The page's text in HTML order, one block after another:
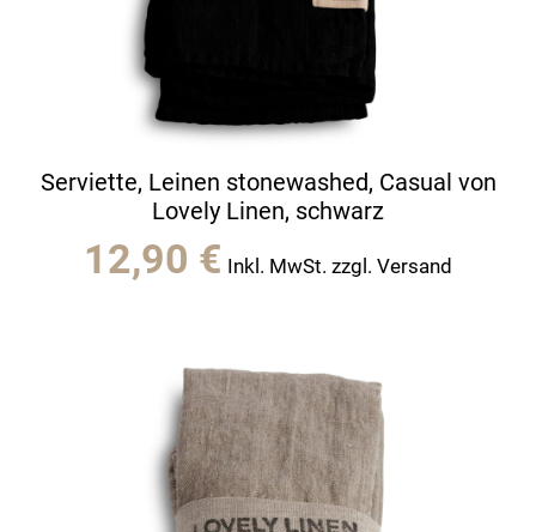
Serviette, Leinen stonewashed, Casual von
Lovely Linen, schwarz
12,90 € Inkl. MwSt. zzgl. Versand